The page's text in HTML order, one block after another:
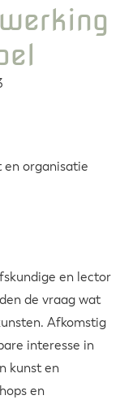
organisatie
en lector
de vraag wat
Afkomstig
interesse in
kunst en
en